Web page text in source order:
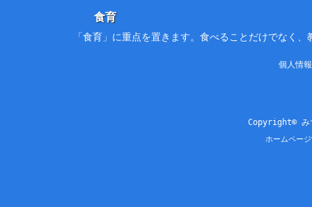
食育
「食育」に重点を置きます。食べることだけでなく
個人情
Copyright© み
ホームペー